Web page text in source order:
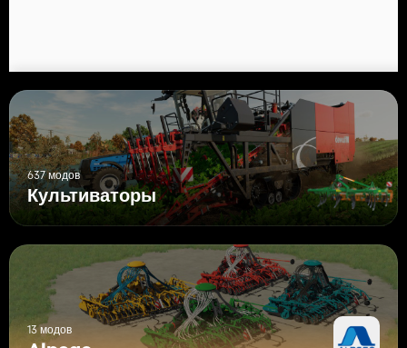
637 модов
Культиваторы
13 модов